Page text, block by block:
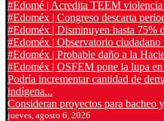
#Edomé | Acredita TEEM
#Edoméx | Congreso descarta
#Edoméx | Disminuyen hasta 75%
#Edoméx | Observatorio ciudadano
#Edoméx | Probable daño a la
#Edoméx | OSFEM pone la lupa
Podría incrementar cantidad de
indígena...
Consideran proyectos para bacheo
jueves, agosto 6, 2026